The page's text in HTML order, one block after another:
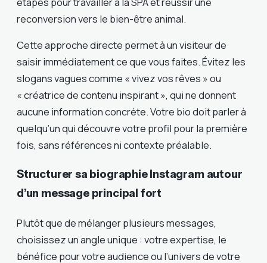
reconversion vers le bien-être animal.
Cette approche directe permet à un visiteur de
saisir immédiatement ce que vous faites. Évitez les
slogans vagues comme « vivez vos rêves » ou
« créatrice de contenu inspirant », qui ne donnent
aucune information concrète. Votre bio doit parler à
quelqu’un qui découvre votre profil pour la première
fois, sans références ni contexte préalable.
Structurer sa biographie Instagram autour
d’un message principal fort
Plutôt que de mélanger plusieurs messages,
choisissez un angle unique : votre expertise, le
bénéfice pour votre audience ou l’univers de votre